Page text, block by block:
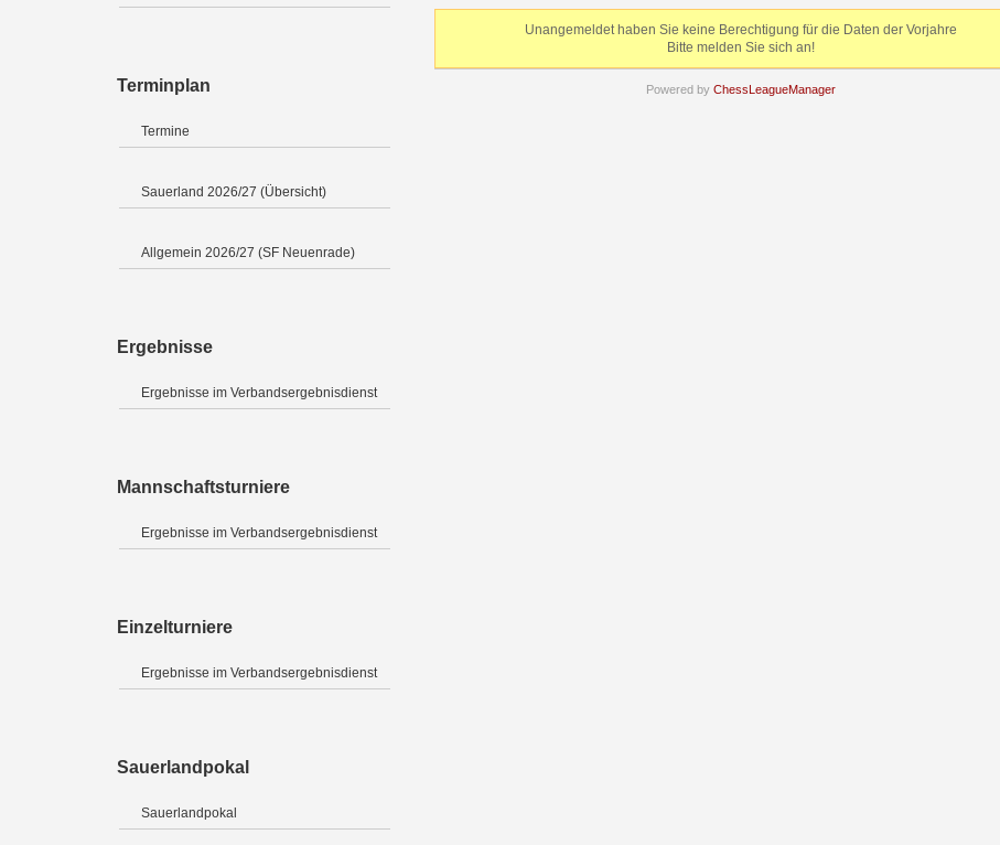
Terminplan
Termine
Sauerland 2026/27 (Übersicht)
Allgemein 2026/27 (SF Neuenrade)
Ergebnisse
Ergebnisse im Verbandsergebnisdienst
Mannschaftsturniere
Ergebnisse im Verbandsergebnisdienst
Einzelturniere
Ergebnisse im Verbandsergebnisdienst
Sauerlandpokal
Sauerlandpokal
Unangemeldet haben Sie keine Berechtigung für die Daten der Vorjahre
Bitte melden Sie sich an!
Powered by ChessLeagueManager